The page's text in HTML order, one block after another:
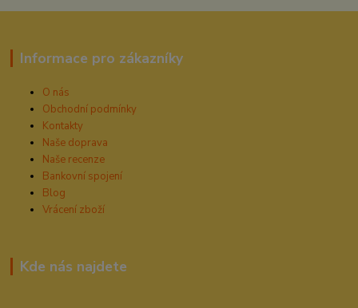
Informace pro zákazníky
O nás
Obchodní podmínky
Kontakty
Naše doprava
Naše recenze
Bankovní spojení
Blog
Vrácení zboží
Kde nás najdete